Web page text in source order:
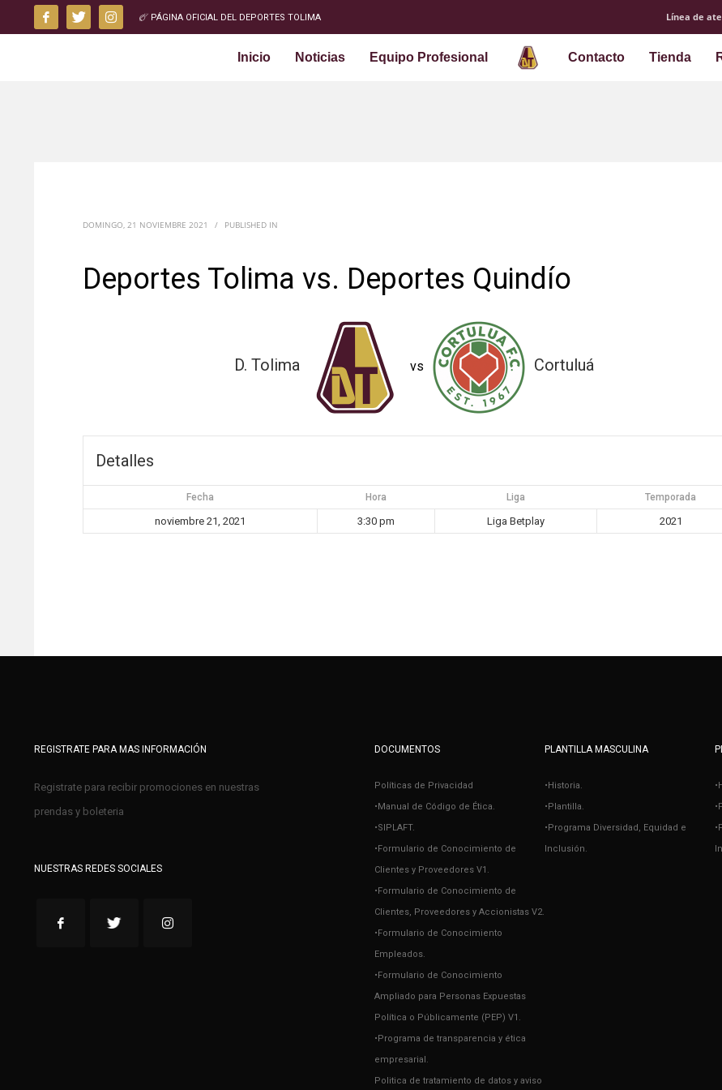
PÁGINA OFICIAL DEL DEPORTES TOLIMA Línea de
Inicio Noticias Equipo Profesional Contacto Tienda
DOMINGO, 21 NOVIEMBRE 2021 / PUBLISHED IN
Deportes Tolima vs. Deportes Quindío
D. Tolima vs Cortuluá
Detalles
Fecha Hora Liga Temporada
noviembre 21, 2021 3:30 pm Liga Betplay 2021
REGISTRATE PARA MAS INFORMACIÓN
Registrate para recibir promociones en nuestras
prendas y boleteria
NUESTRAS REDES SOCIALES
DOCUMENTOS
Políticas de Privacidad
•Manual de Código de Ética.
•SIPLAFT.
•Formulario de Conocimiento de
Clientes y Proveedores V1.
•Formulario de Conocimiento de
Clientes, Proveedores y Accionistas V2.
•Formulario de Conocimiento
Empleados.
•Formulario de Conocimiento
Ampliado para Personas Expuestas
Política o Públicamente (PEP) V1.
•Programa de transparencia y ética
empresarial.
Politica de tratamiento de datos y aviso
PLANTILLA MASCULINA
•Historia.
•Plantilla.
•Programa Diversidad, Equidad e
Inclusión.